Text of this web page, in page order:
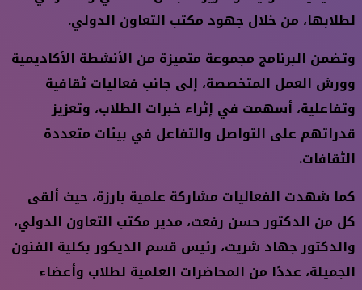
لطلابها، من خلال جهود مكتب التعاون الدولي.
وتضمن البرنامج مجموعة متميزة من الأنشطة الأكاديمية
وورش العمل المتخصصة، إلى جانب فعاليات ثقافية
وتفاعلية، أسهمت في إثراء خبرات الطلاب، وتعزيز
قدراتهم على التواصل والتفاعل في بيئات متعددة
الثقافات.
كما شهدت الفعاليات مشاركة علمية بارزة، حيث ألقى
كل من الدكتور حسن رفعت، مدير مكتب التعاون الدولي،
والدكتور جهاد شريت، رئيس قسم الديكور بكلية الفنون
الجميلة، عددًا من المحاضرات العلمية لطلاب وأعضاء